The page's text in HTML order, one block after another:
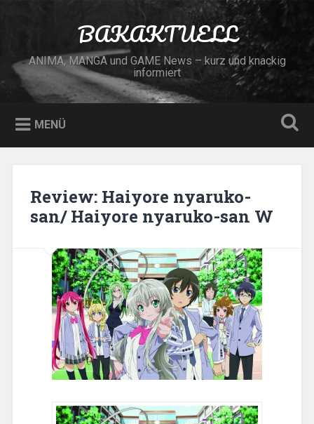
BAKAKTUELL
ANIMA, MANGA und GAME News – kurz und knackig
informiert
MENÜ
Review: Haiyore nyaruko-
san/ Haiyore nyaruko-san W